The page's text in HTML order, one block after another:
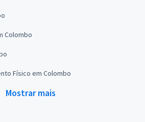
Colombo
Físico em Colombo
Mostrar mais